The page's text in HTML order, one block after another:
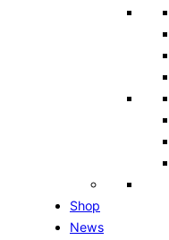
Shop
News